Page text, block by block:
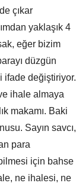
çıkar
yaklaşık 4
eğer bizim
düzgün
ifade değiştiriyor.
ihale almaya
makamı. Baki
Sayın savcı,
para
için bahse
ne ihalesi, ne